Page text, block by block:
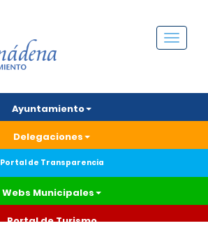
Menú
Ayuntamiento
Delegaciones
Portal de Transparencia
Webs Municipales
Portal de Turismo